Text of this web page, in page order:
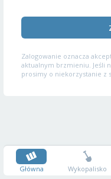
Zalogowanie oznacza
aktualnym brzmieniu. Jeśli
prosimy o niekorzystanie z
Główna Wykopalisko